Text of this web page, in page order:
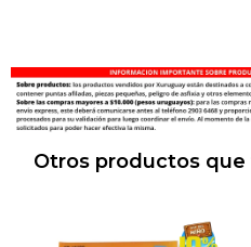
Otros productos